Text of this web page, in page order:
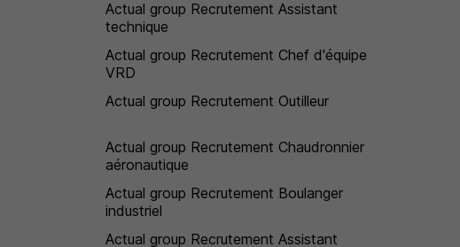
Actual group Recrutement Assistant
technique
Actual group Recrutement Chef d'équipe
VRD
Actual group Recrutement Outilleur
Actual group Recrutement Chaudronnier
aéronautique
Actual group Recrutement Boulanger
industriel
Actual group Recrutement Assistant